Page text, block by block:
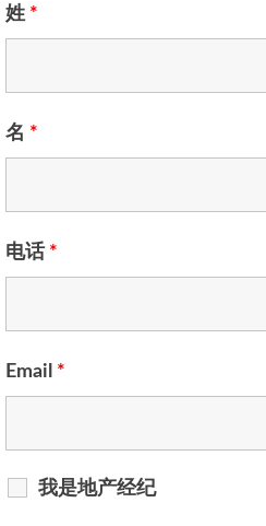
姓 *
名 *
电话 *
Email *
我是地产经纪